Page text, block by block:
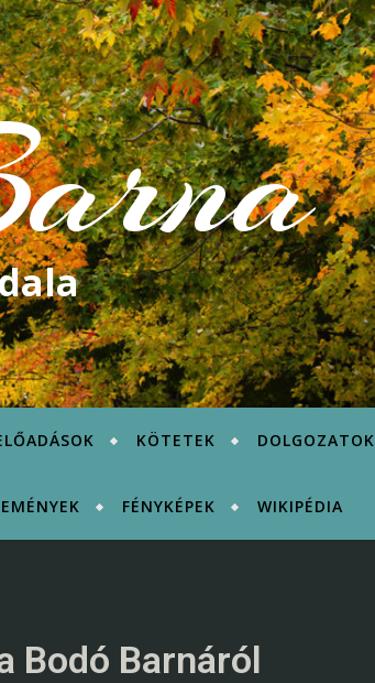
KÖTETEK DOLGOZATOK
FÉNYKÉPEK WIKIPÉDIA
Bodó Barnáról